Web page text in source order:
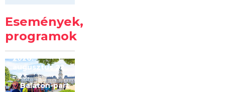
Események,
programok
Kilóméterek
2026
2026.
augusztus 22
– 23.
Balaton-part